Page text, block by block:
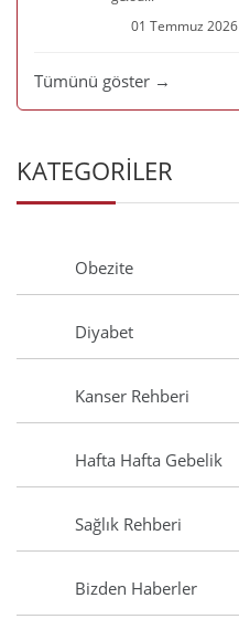
01 Temmuz 2026
Tümünü göster →
KATEGORİLER
Obezite
Diyabet
Kanser Rehberi
Hafta Hafta Gebelik
Sağlık Rehberi
Bizden Haberler